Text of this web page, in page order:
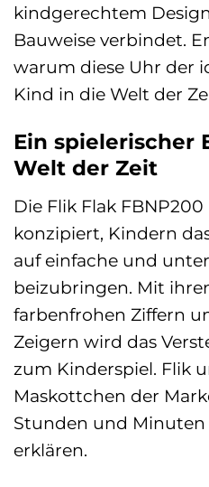
kindgerechtem
Bauweise verbindet.
warum diese Uhr der
Kind in die Welt der
Ein spielerischer
Welt der Zeit
Die Flik Flak
konzipiert, Kindern
auf einfache und
beizubringen. Mit
farbenfrohen Ziffern
Zeigern wird das
zum Kinderspiel. Flik
Maskottchen der
Stunden und Minuten
erklären.